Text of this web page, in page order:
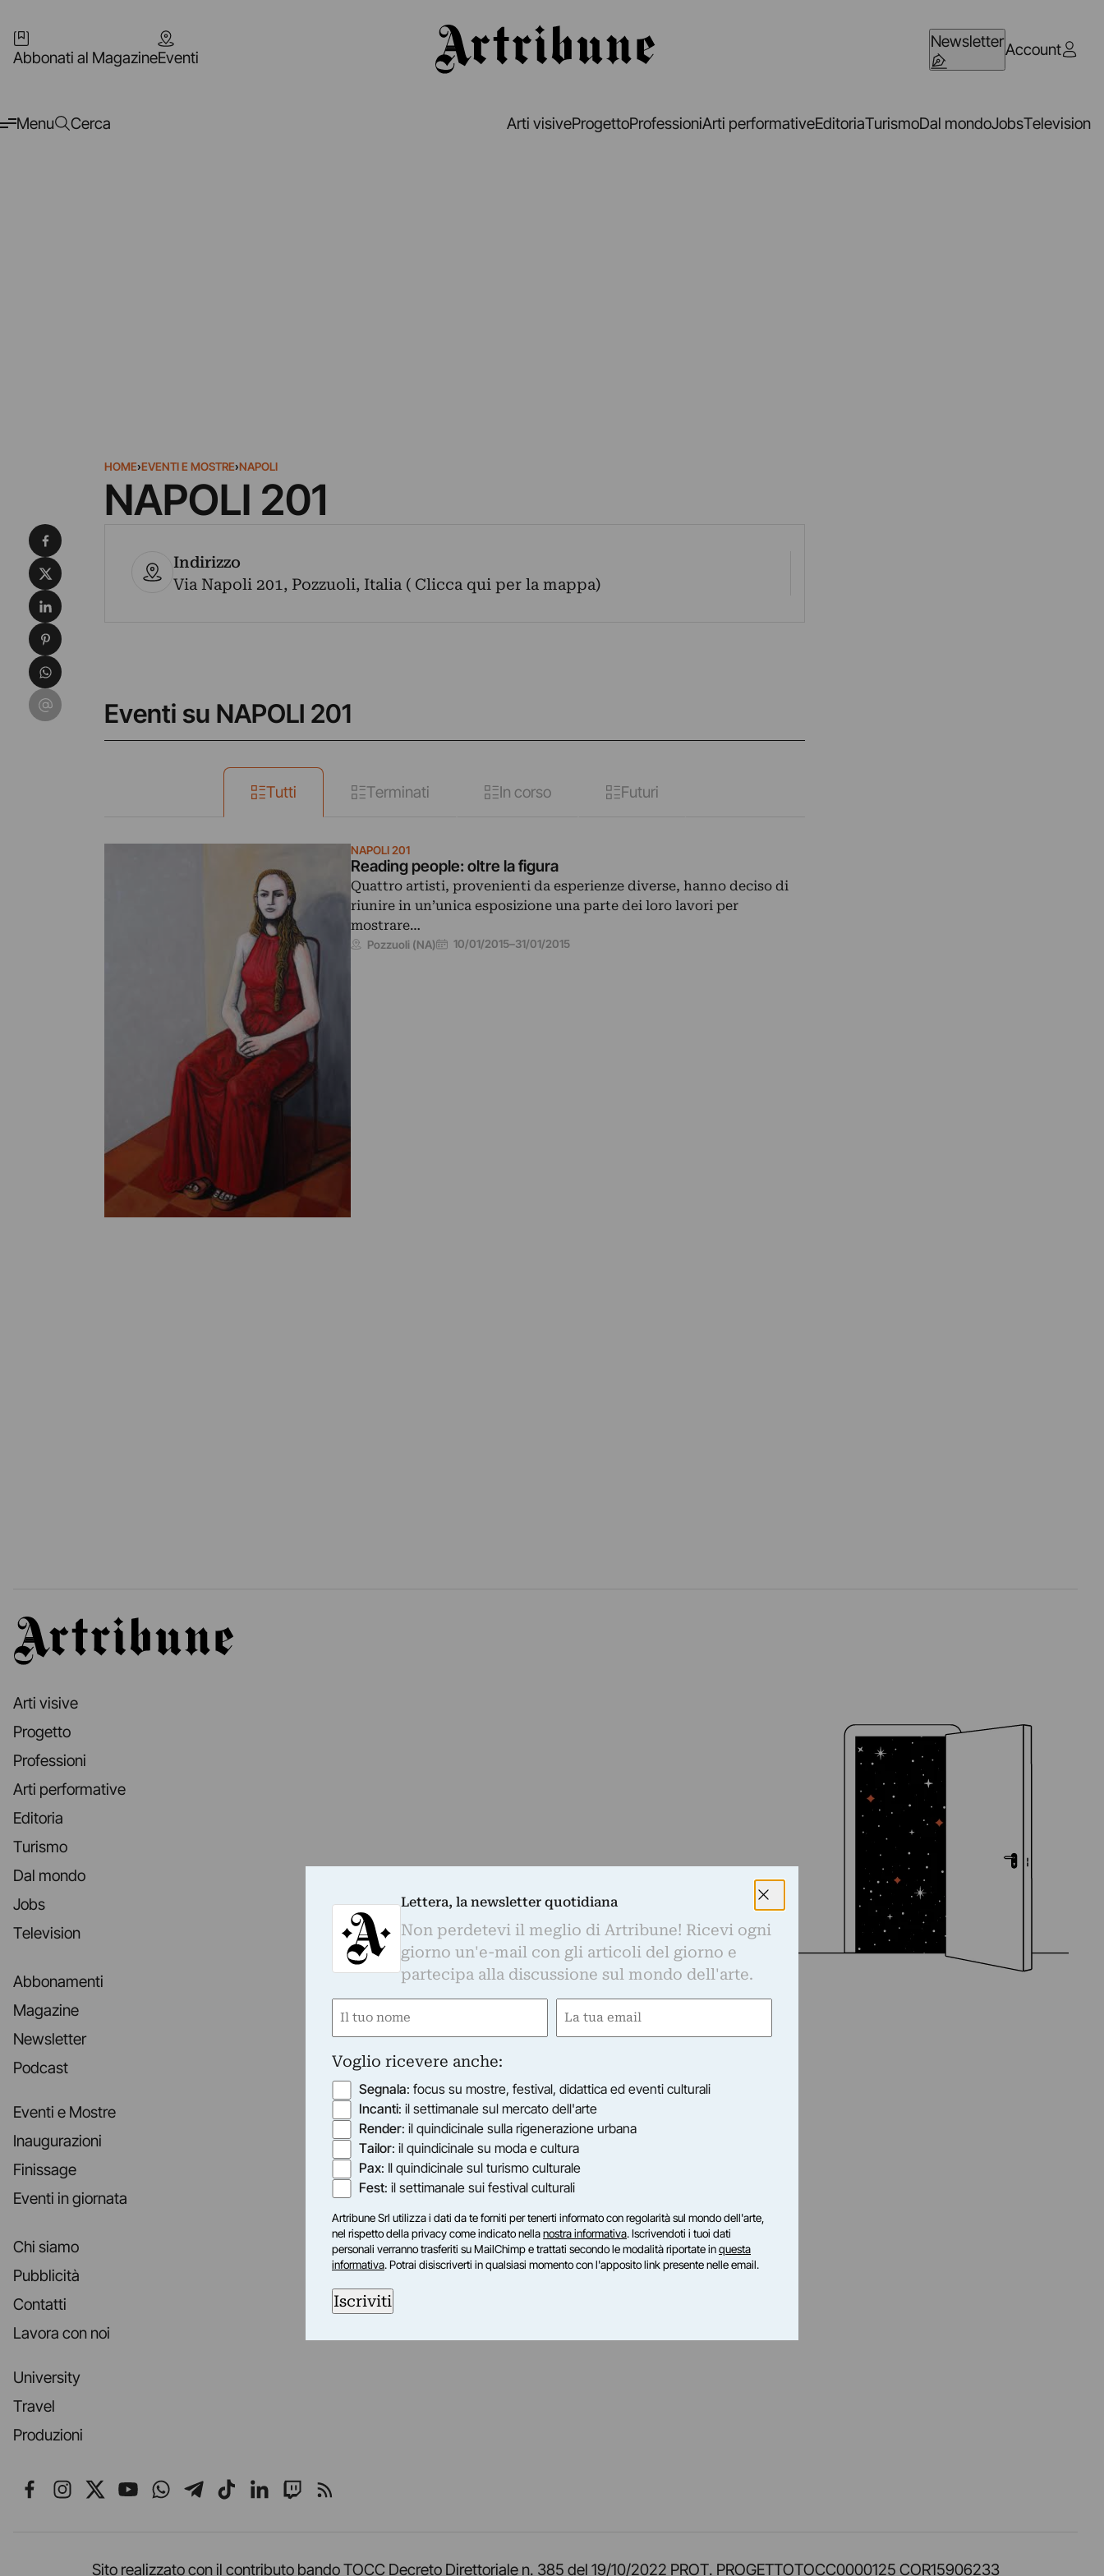
Abbonati al MagazineEventi
NewsletterAccount
Menu Cerca Arti visiveProgettoProfessioniArti performativeEditoriaTurismoDal mondoJobsTelevision
HOME›EVENTI E MOSTRE›NAPOLI
NAPOLI 201
Indirizzo
Via Napoli 201, Pozzuoli, Italia ( Clicca qui per la mappa)
Eventi su NAPOLI 201
Tutti Terminati In corso Futuri
NAPOLI 201
Reading people: oltre la figura
Quattro artisti, provenienti da esperienze diverse, hanno deciso di
riunire in un’unica esposizione una parte dei loro lavori per
mostrare…
Pozzuoli (NA) 10/01/2015–31/01/2015
Condividi su Facebook
Condividi su X
Condividi su LinkedIn
Condividi su Pinterest
Condividi su WhatsApp
Condividi su Email
Artribune
Arti visive
Progetto
Professioni
Arti performative
Editoria
Turismo
Dal mondo
Jobs
Television
Abbonamenti
Magazine
Newsletter
Podcast
Eventi e Mostre
Inaugurazioni
Finissage
Eventi in giornata
Chi siamo
Pubblicità
Contatti
Lavora con noi
University
Travel
Produzioni
Seguici su Facebook
Seguici su Instagram
Seguici su X
Seguici su YouTube
Seguici su WhatsApp
Seguici su Telegram
Seguici su TikTok
Seguici su LinkedIn
Seguici su Twitch
Seguici su Rss
Sito realizzato con il contributo bando TOCC Decreto Direttoriale n. 385 del 19/10/2022 PROT. PROGETTOTOCC0000125 COR15906233
Lettera, la newsletter quotidiana
Non perdetevi il meglio di Artribune! Ricevi ogni
giorno un'e-mail con gli articoli del giorno e
partecipa alla discussione sul mondo dell'arte.
Nome
Email
Voglio ricevere anche:
Segnala: focus su mostre, festival, didattica ed eventi culturali
Incanti: il settimanale sul mercato dell'arte
Render: il quindicinale sulla rigenerazione urbana
Tailor: il quindicinale su moda e cultura
Pax: Il quindicinale sul turismo culturale
Fest: il settimanale sui festival culturali
Artribune Srl utilizza i dati da te forniti per tenerti informato con regolarità sul mondo dell'arte,
nel rispetto della privacy come indicato nellanostra informativa. Iscrivendoti i tuoi dati
personali verranno trasferiti su MailChimp e trattati secondo le modalità riportate inquesta
informativa. Potrai disiscriverti in qualsiasi momento con l'apposito link presente nelle email.
Iscriviti